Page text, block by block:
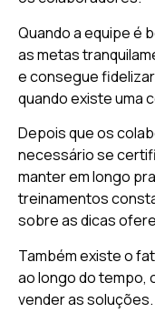
Quando a equipe é
as metas
e consegue
quando existe uma
Depois que os
necessário se
manter em longo
treinamentos
sobre as dicas
Também existe o
ao longo do tempo,
vender as soluções.